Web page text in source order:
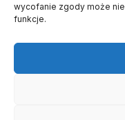
wycofanie zgody może
funkcje.
+48 606 585 941
+48 660 908 051